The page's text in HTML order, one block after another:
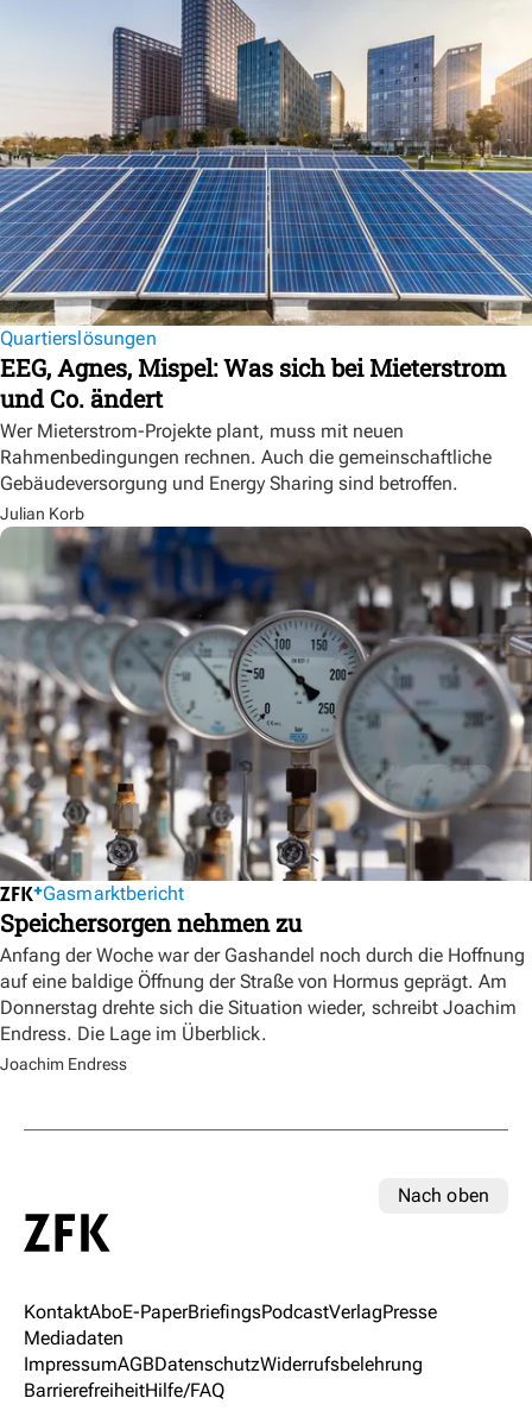
Quartierslösungen
EEG, Agnes, Mispel: Was sich bei Mieterstrom
und Co. ändert
Wer Mieterstrom-Projekte plant, muss mit neuen
Rahmenbedingungen rechnen. Auch die gemeinschaftliche
Gebäudeversorgung und Energy Sharing sind betroffen.
Julian Korb
Gasmarktbericht
Speichersorgen nehmen zu
Anfang der Woche war der Gashandel noch durch die Hoffnung
auf eine baldige Öffnung der Straße von Hormus geprägt. Am
Donnerstag drehte sich die Situation wieder, schreibt Joachim
Endress. Die Lage im Überblick.
Joachim Endress
Nach oben
KontaktAboE-PaperBriefingsPodcastVerlagPresse
Mediadaten
ImpressumAGBDatenschutzWiderrufsbelehrung
BarrierefreiheitHilfe/FAQ